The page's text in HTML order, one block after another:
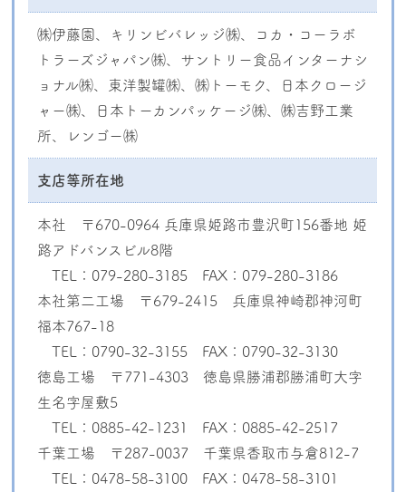
㈱伊藤園、キリンビバレッジ㈱、コカ・コーラボ
トラーズジャパン㈱、サントリー食品インターナシ
ョナル㈱、東洋製罐㈱、㈱トーモク、日本クロージ
ャー㈱、日本トーカンパッケージ㈱、㈱吉野工業
所、レンゴー㈱
支店等所在地
本社 〒670-0964 兵庫県姫路市豊沢町156番地 姫
路アドバンスビル8階
TEL：079-280-3185 FAX：079-280-3186
本社第二工場 〒679-2415 兵庫県神崎郡神河町
福本767-18
TEL：0790-32-3155 FAX：0790-32-3130
徳島工場 〒771-4303 徳島県勝浦郡勝浦町大字
生名字屋敷5
TEL：0885-42-1231 FAX：0885-42-2517
千葉工場 〒287-0037 千葉県香取市与倉812-7
TEL：0478-58-3100 FAX：0478-58-3101